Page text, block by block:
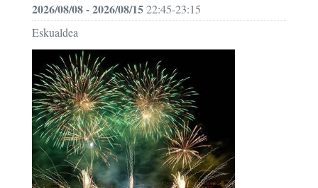
2026/08/08 - 2026/08/1522:45-23:15
Eskualdea